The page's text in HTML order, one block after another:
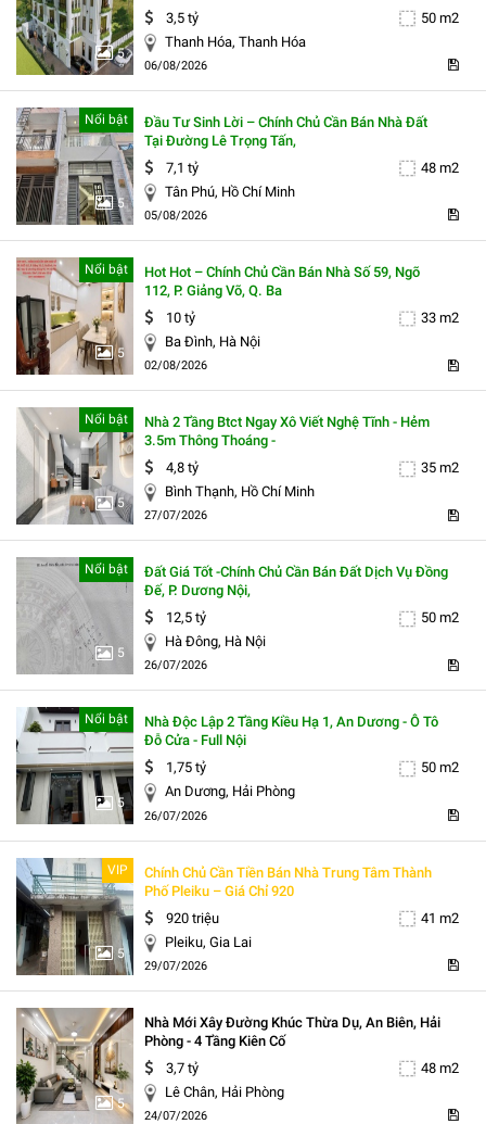
5
3,5 tỷ
50 m2
Thanh Hóa, Thanh Hóa
06/08/2026
5
Nổi bật
Đầu Tư Sinh Lời – Chính Chủ Cần Bán Nhà Đất
Tại Đường Lê Trọng Tấn,
7,1 tỷ
48 m2
Tân Phú, Hồ Chí Minh
05/08/2026
5
Nổi bật
Hot Hot – Chính Chủ Cần Bán Nhà Số 59, Ngõ
112, P. Giảng Võ, Q. Ba
10 tỷ
33 m2
Ba Đình, Hà Nội
02/08/2026
5
Nổi bật
Nhà 2 Tầng Btct Ngay Xô Viết Nghệ Tĩnh - Hẻm
3.5m Thông Thoáng -
4,8 tỷ
35 m2
Bình Thạnh, Hồ Chí Minh
27/07/2026
5
Nổi bật
Đất Giá Tốt -chính Chủ Cần Bán Đất Dịch Vụ Đồng
Đế, P. Dương Nội,
12,5 tỷ
50 m2
Hà Đông, Hà Nội
26/07/2026
5
Nổi bật
Nhà Độc Lập 2 Tầng Kiều Hạ 1, An Dương - Ô Tô
Đỗ Cửa - Full Nội
1,75 tỷ
50 m2
An Dương, Hải Phòng
26/07/2026
5
VIP
Chính Chủ Cần Tiền Bán Nhà Trung Tâm Thành
Phố Pleiku – Giá Chỉ 920
920 triệu
41 m2
Pleiku, Gia Lai
29/07/2026
5
Nhà Mới Xây Đường Khúc Thừa Dụ, An Biên, Hải
Phòng - 4 Tầng Kiên Cố
3,7 tỷ
48 m2
Lê Chân, Hải Phòng
24/07/2026